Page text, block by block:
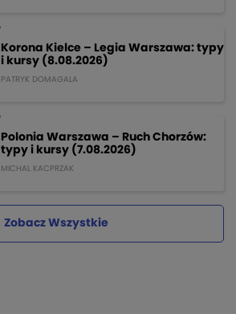
Korona Kielce – Legia Warszawa: typy
i kursy (8.08.2026)
PATRYK DOMAGALA
Polonia Warszawa – Ruch Chorzów:
typy i kursy (7.08.2026)
MICHAL KACPRZAK
Zobacz Wszystkie